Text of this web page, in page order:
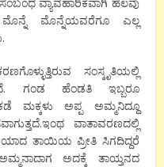
ವ್ಯಾವಹಾರಿಕವಾಗಿ ಹಲವು
ಮೊನ್ನೆಯವರೆಗೂ ಎಲ್ಲ
ಸಂಸ್ಕೃತಿಯಲ್ಲಿ
ಗಂಡ ಹೆಂಡತಿ ಇಬ್ಬರೂ
ಮಕ್ಕಳು ಅಪ್ಪ ಅಮ್ಮನಿದ್ದೂ
ವಾತಾವರಣದಲ್ಲಿ
ತಾಯಿಯ ಪ್ರೀತಿ ಸಿಗದಿದ್ದರೆ
ಅದಕ್ಕೆ ತಾಯ್ತನದ